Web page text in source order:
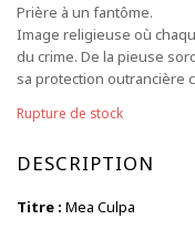
Prière à un fantôme.
Image religieuse où
du crime. De la pieuse
sa protection outrancière
Rupture de stock
DESCRIPTION
Titre : Mea Culpa